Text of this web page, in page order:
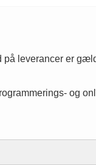
leverancer er
og